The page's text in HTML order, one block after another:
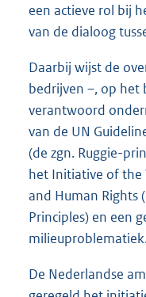
een actieve rol bij
van de dialoog
Daarbij wijst de
bedrijven –, op het
verantwoord
van de UN
(de zgn. Ruggie-
het Initiative of the
and Human Rights
Principles) en een
De Nederlandse